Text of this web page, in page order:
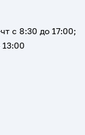
с 8:30 до 17:00;
13:00